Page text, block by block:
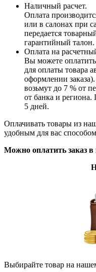
Наличный расчет.
Оплата
или в салонах при
передается
гарантийный талон.
Оплата на
Вы можете
для оплаты товара
оформлении
возьмут до 7 % от
от банка и региона.
5 дней.
Оплачивать товары из
удобным для вас
Можно оплатить заказ
Выбирайте товар на